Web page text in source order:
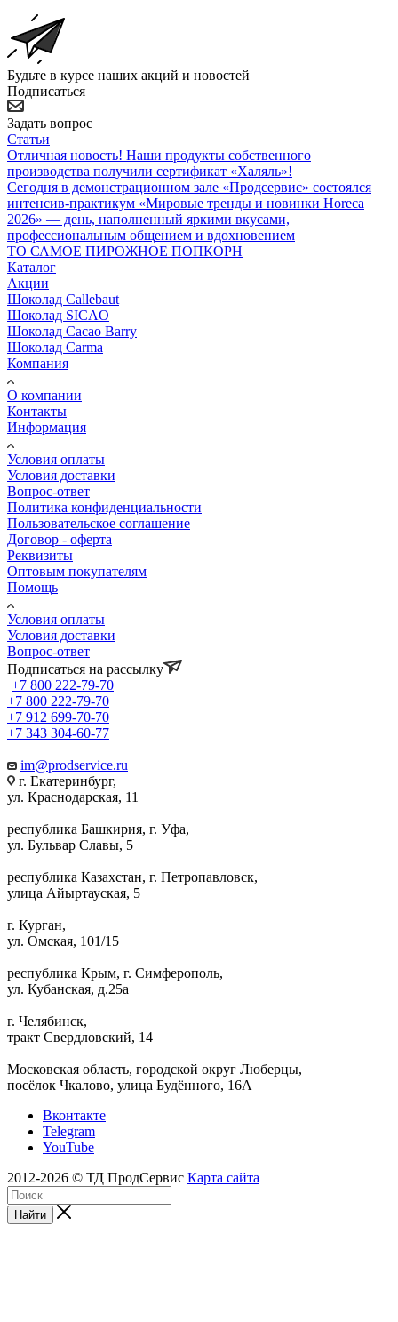
Будьте в курсе наших акций и новостей
Подписаться
Задать вопрос
Статьи
Отличная новость! Наши продукты собственного
производства получили сертификат «Халяль»!
Сегодня в демонстрационном зале «Продсервис» состоялся
интенсив-практикум «Мировые тренды и новинки Horeca
2026» — день, наполненный яркими вкусами,
профессиональным общением и вдохновением
ТО САМОЕ ПИРОЖНОЕ ПОПКОРН
Каталог
Акции
Шоколад Callebaut
Шоколад SICAO
Шоколад Cacao Barry
Шоколад Carma
Компания
О компании
Контакты
Информация
Условия оплаты
Условия доставки
Вопрос-ответ
Политика конфиденциальности
Пользовательское соглашение
Договор - оферта
Реквизиты
Оптовым покупателям
Помощь
Условия оплаты
Условия доставки
Вопрос-ответ
Подписаться на рассылку
+7 800 222-79-70
+7 800 222-79-70
+7 912 699-70-70
+7 343 304-60-77
im@prodservice.ru
г. Екатеринбург,
ул. Краснодарская, 11
республика Башкирия, г. Уфа,
ул. Бульвар Славы, 5
республика Казахстан, г. Петропавловск,
улица Айыртауская, 5
г. Курган,
ул. Омская, 101/15
республика Крым, г. Симферополь,
ул. Кубанская, д.25а
г. Челябинск,
тракт Свердловский, 14
Московская область, городской округ Люберцы,
посёлок Чкалово, улица Будённого, 16А
Вконтакте
Telegram
YouTube
2012-2026 © ТД ПродСервис Карта сайта
Найти